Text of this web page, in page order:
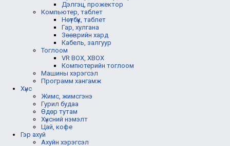
Дэлгэц, прожектор
Компьютер, таблет
Нөүтбүүк, таблет
Гар, хулгана
Зөөврийн хард
Кабель, залгуур
Тоглоом
VR BOX, XBOX
Компютерийн тоглоом
Машины хэрэгсэл
Программ хангамж
Хүнс
Жимс, жимсгэнэ
Гурил будаа
Өдөр тутам
Хүнсний нэмэлт
Цай, кофе
Гэр ахуй
Ахуйн хэрэгсэл